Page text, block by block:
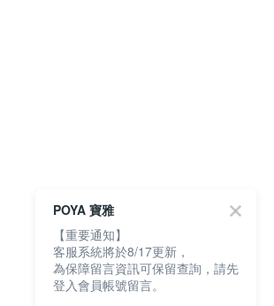
POYA 寶雅
【重要通知】
客服系統將於8/17更新，
為保障留言資訊可保留查詢，請先
登入會員帳號留言。